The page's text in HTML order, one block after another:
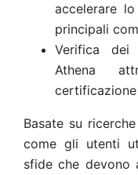
accelerare
principali
Verifica dei
Athena
Basate su
come gli utenti
sfide che devono